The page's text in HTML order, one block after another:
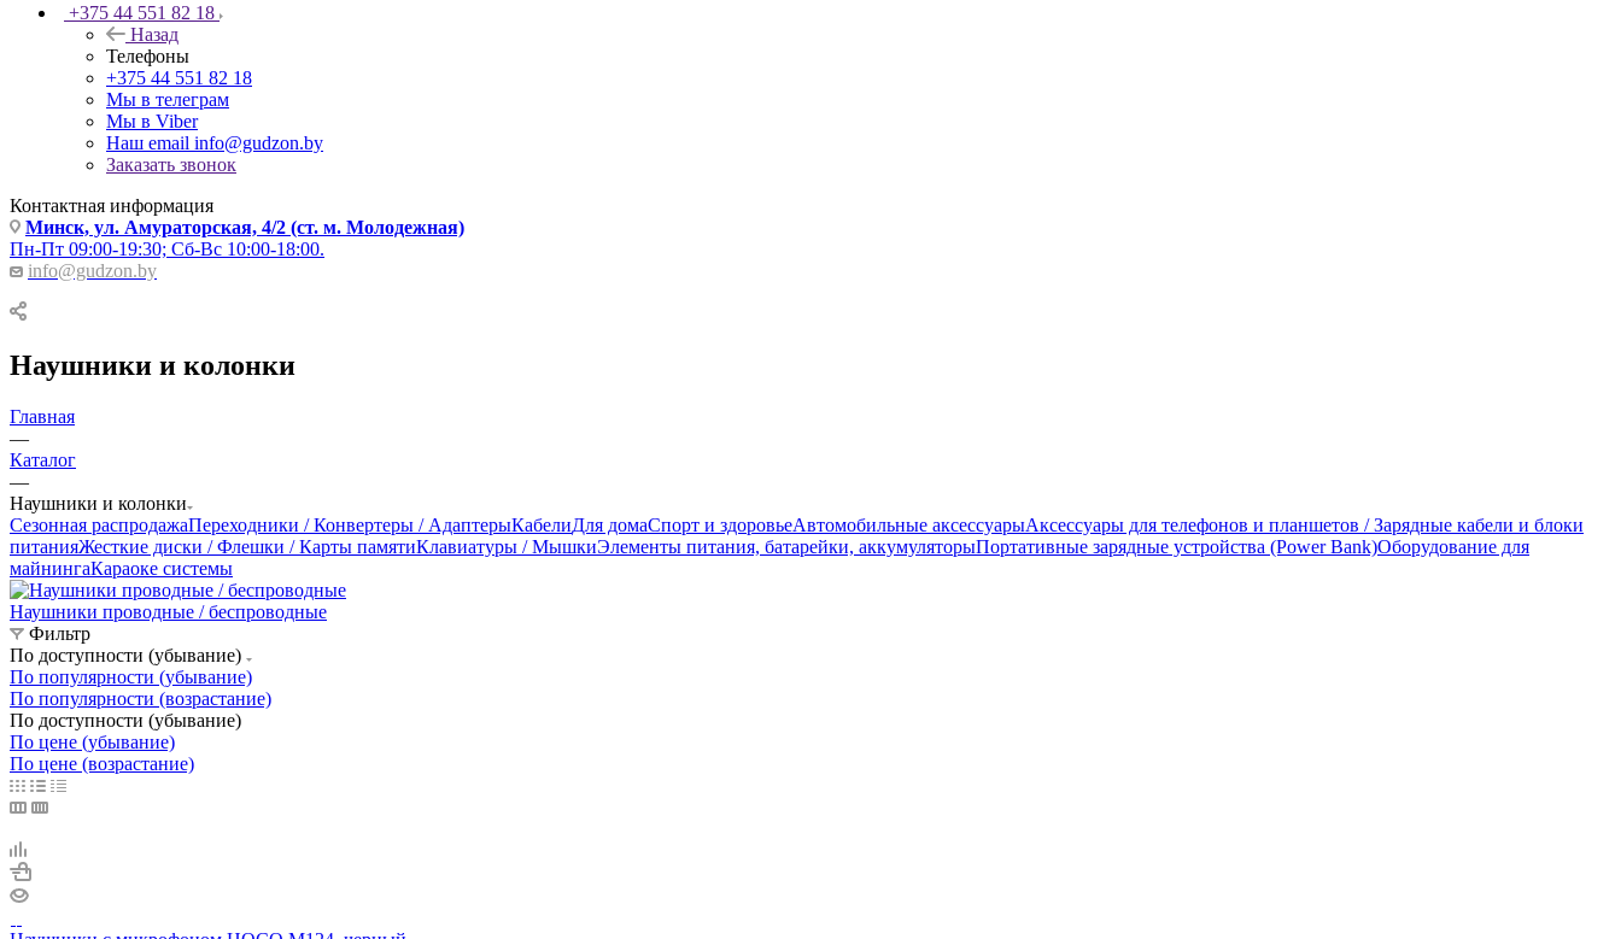
+375 44 551 82 18
Назад
Телефоны
+375 44 551 82 18
Мы в телеграм
Мы в Viber
Наш email info@gudzon.by
Заказать звонок
Контактная информация
Минск, ул. Амураторская, 4/2 (ст. м. Молодежная)
Пн-Пт 09:00-19:30; Сб-Вс 10:00-18:00.
info@gudzon.by
Наушники и колонки
Главная
—
Каталог
—
Наушники и колонки
Сезонная распродажаПереходники / Конвертеры / АдаптерыКабелиДля домаСпорт и здоровьеАвтомобильные аксессуарыАксессуары для телефонов и планшетов / Зарядные кабели и блоки
питанияЖесткие диски / Флешки / Карты памятиКлавиатуры / МышкиЭлементы питания, батарейки, аккумуляторыПортативные зарядные устройства (Power Bank)Оборудование для
майнингаКараоке системы
Наушники проводные / беспроводные
Фильтр
По доступности (убывание)
По популярности (убывание)
По популярности (возрастание)
По доступности (убывание)
По цене (убывание)
По цене (возрастание)